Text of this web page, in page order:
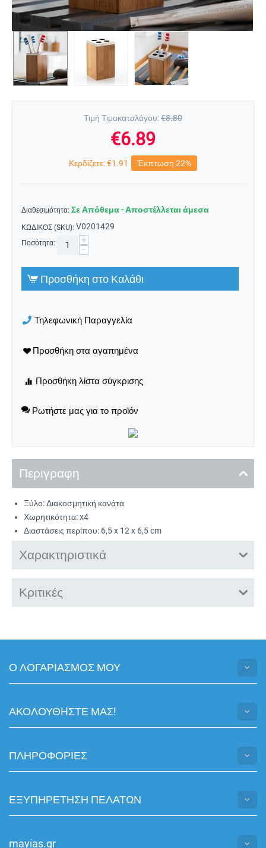
Τιμή Τιμοκαταλόγου:€8.80
€6.89
Κερδίζετε:€1.91 Έκπτωση 22%
Διαθεσιμότητα: Σε Απόθεμα - Αποστέλλεται άμεσα
ΚΩΔΙΚΟΣ (SKU): V0201429
Ποσότητα: +
−
Προσθήκη στο Καλάθι
Τηλεφωνική Παραγγελία
Ρωτήστε μας για το προϊόν
Περιγραφη
Ξύλο: Διακοσμητική κανάτα
Χωρητικότητα: x4
Διαστάσεις περίπου: 6,5 x 12 x 6,5 cm
Χαρακτηριστικά
Κριτικές
Ο ΛΟΓΑΡΙΑΣΜΟΣ ΜΟΥ
ΑΚΟΛΟΥΘHΣΤΕ ΜΑΣ!
ΠΛΗΡΟΦΟΡΙΕΣ
ΕΞΥΠΗΡΕΤΗΣΗ ΠΕΛΑΤΩΝ
mayias.gr